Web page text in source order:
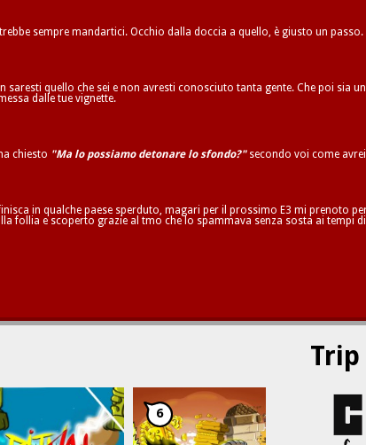
sempre mandartici. Occhio dalla doccia a quello, è giusto un passo.
quello che sei e non avresti conosciuto tanta gente. Che poi sia
dalle tue vignette.
chiesto "Ma lo possiamo detonare lo sfondo?"secondo voi come
in qualche paese sperduto, magari per il prossimo E3 mi prenoto
follia e scoperto grazie al tmo che lo spammava senza sosta ai tempi
Trip
6